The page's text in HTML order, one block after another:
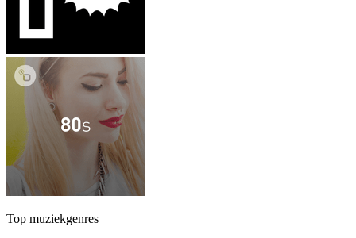
Top muziekgenres